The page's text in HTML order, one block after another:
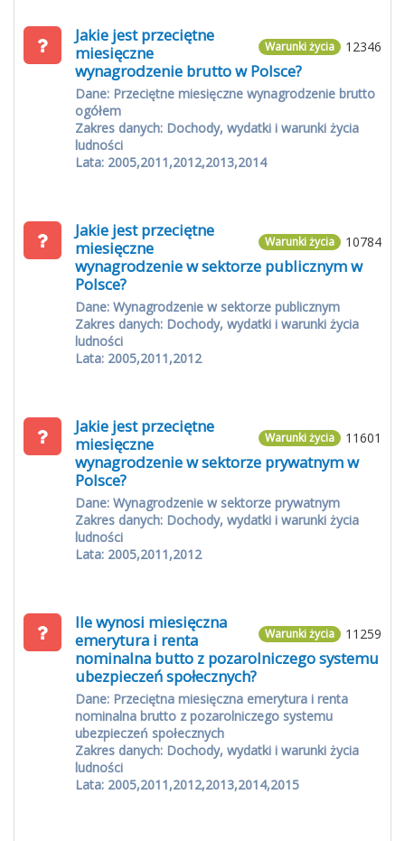
12346
Warunki życia
Jakie jest przeciętne
miesięczne
wynagrodzenie brutto w Polsce?
Dane: Przeciętne miesięczne wynagrodzenie brutto
ogółem
Zakres danych: Dochody, wydatki i warunki życia
ludności
Lata: 2005,2011,2012,2013,2014
10784
Warunki życia
Jakie jest przeciętne
miesięczne
wynagrodzenie w sektorze publicznym w
Polsce?
Dane: Wynagrodzenie w sektorze publicznym
Zakres danych: Dochody, wydatki i warunki życia
ludności
Lata: 2005,2011,2012
11601
Warunki życia
Jakie jest przeciętne
miesięczne
wynagrodzenie w sektorze prywatnym w
Polsce?
Dane: Wynagrodzenie w sektorze prywatnym
Zakres danych: Dochody, wydatki i warunki życia
ludności
Lata: 2005,2011,2012
11259
Warunki życia
Ile wynosi miesięczna
emerytura i renta
nominalna butto z pozarolniczego systemu
ubezpieczeń społecznych?
Dane: Przeciętna miesięczna emerytura i renta
nominalna brutto z pozarolniczego systemu
ubezpieczeń społecznych
Zakres danych: Dochody, wydatki i warunki życia
ludności
Lata: 2005,2011,2012,2013,2014,2015